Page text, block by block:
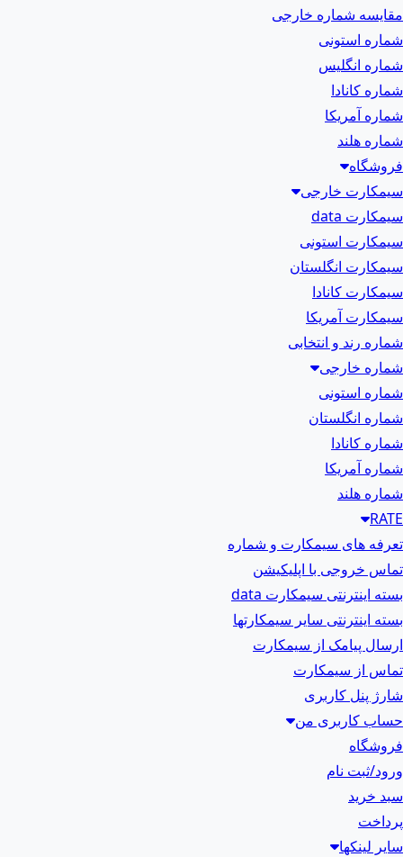
مقایسه شماره خارجی
شماره استونی
شماره انگلیس
شماره کانادا
شماره آمریکا
شماره هلند
فروشگاه
سیمکارت خارجی
سیمکارت data
سیمکارت استونی
سیمکارت انگلستان
سیمکارت کانادا
سیمکارت آمریکا
شماره رند و انتخابی
شماره خارجی
شماره استونی
شماره انگلستان
شماره کانادا
شماره آمریکا
شماره هلند
RATE
تعرفه های سیمکارت و شماره
تماس خروجی با اپلیکیشن
بسته اینترنتی سیمکارت data
بسته اینترنتی سایر سیمکارتها
ارسال پیامک از سیمکارت
تماس از سیمکارت
شارژ پنل کاربری
حساب کاربری من
فروشگاه
ورود/ثبت نام
سبد خرید
پرداخت
سایر لینکها